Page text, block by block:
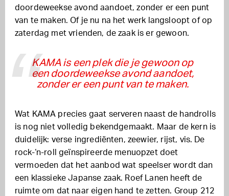
doordeweekse avond aandoet, zonder er een punt
van te maken. Of je nu na het werk langsloopt of op
zaterdag met vrienden, de zaak is er gewoon.
KAMA is een plek die je gewoon op
een doordeweekse avond aandoet,
zonder er een punt van te maken.
Wat KAMA precies gaat serveren naast de handrolls
is nog niet volledig bekendgemaakt. Maar de kern is
duidelijk: verse ingrediënten, zeewier, rijst, vis. De
rock-‘n-roll geïnspireerde menuopzet doet
vermoeden dat het aanbod wat speelser wordt dan
een klassieke Japanse zaak. Roef Lanen heeft de
ruimte om dat naar eigen hand te zetten. Group 212